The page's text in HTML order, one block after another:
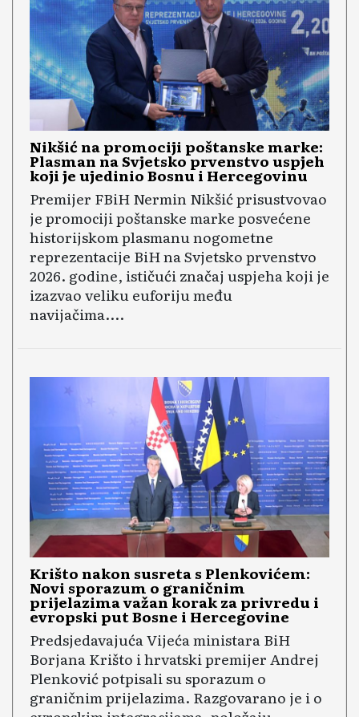
Nikšić na promociji poštanske marke:
Plasman na Svjetsko prvenstvo uspjeh
koji je ujedinio Bosnu i Hercegovinu
Premijer FBiH Nermin Nikšić prisustvovao
je promociji poštanske marke posvećene
historijskom plasmanu nogometne
reprezentacije BiH na Svjetsko prvenstvo
2026. godine, ističući značaj uspjeha koji je
izazvao veliku euforiju među
navijačima....
Krišto nakon susreta s Plenkovićem:
Novi sporazum o graničnim
prijelazima važan korak za privredu i
evropski put Bosne i Hercegovine
Predsjedavajuća Vijeća ministara BiH
Borjana Krišto i hrvatski premijer Andrej
Plenković potpisali su sporazum o
graničnim prijelazima. Razgovarano je i o